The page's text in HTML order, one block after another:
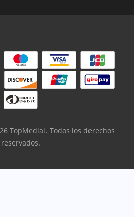
TopMediai. Todos los derechos
reservados.